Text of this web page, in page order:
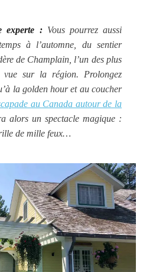
experte :Vous pourrez aussi
à l’automne, du sentier
de Champlain, l’un des plus
vue sur la région. Prolongez
la golden hour et au coucher
au Canada autour de la
alors un spectacle magique :
de mille feux…